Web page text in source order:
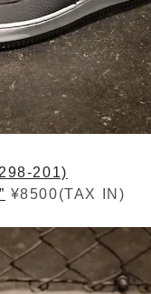
201)
¥8500(TAX IN)